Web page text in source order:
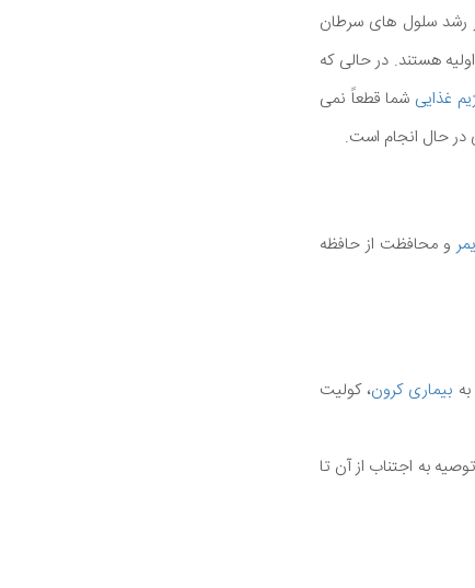
رشد سلول های سرطان
هستند. در حالی که
غذایی شما قطعاً نمی
در حال انجام است.
و محافظت از حافظه
بیماری کرون، کولیت
به اجتناب از آن تا